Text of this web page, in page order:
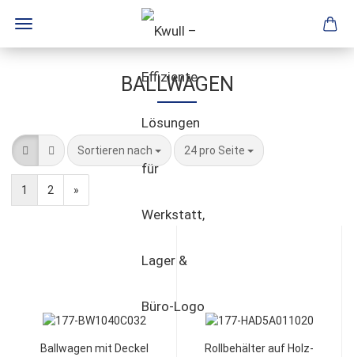
BALLWAGEN
Sortieren nach 24 pro Seite
1 2 »
Ballwagen mit Deckel
Rollbehälter auf Holz-